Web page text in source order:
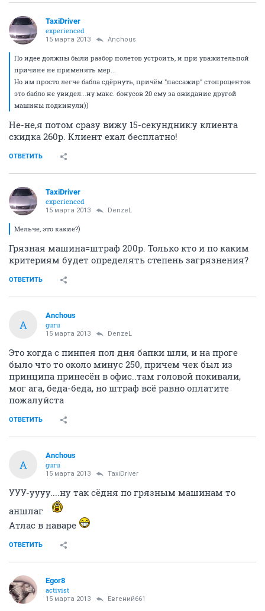
TaxiDriver
experienced
15 марта 2013 Anchous
По идее должны были разбор полетов устроить, и при уважительной
причине не применять мер...
Но им просто легче бабла сдёрнуть, причём "пассажир" стопроцентов
это бабло не увидел...ну макс. бонусов 20 ему за ожидание другой
машины подкинули))
Не-не,я потом сразу вижу 15-секундник:у клиента
скидка 260р. Клиент ехал бесплатно!
ОТВЕТИТЬ
TaxiDriver
experienced
15 марта 2013 DenzeL
Мельче, это какие?)
Грязная машина=штраф 200р. Только кто и по каким
критериям будет определять степень загрязнения?
ОТВЕТИТЬ
A
Anchous
guru
15 марта 2013 DenzeL
Это когда с пинпея пол дня бапки шли, и на проге
было что то около минус 250, причем чек был из
принципа принесён в офис..там головой покивали,
мог ага, беда-беда, но штраф всё равно оплатите
пожалуйста
ОТВЕТИТЬ
A
Anchous
guru
15 марта 2013 TaxiDriver
УУУ-уууу....ну так сёдня по грязным машинам то
аншлаг
Атлас в наваре
ОТВЕТИТЬ
Egor8
activist
15 марта 2013 Евгений661